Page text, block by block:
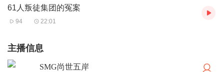
61人叛徒集团的冤案
94 22:01
主播信息
SMG尚世五岸